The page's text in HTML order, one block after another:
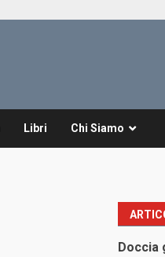
Libri Chi Siamo
Doccia